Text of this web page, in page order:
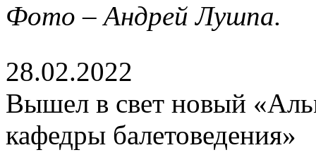
Фото – Андрей Лушпа.
28.02.2022
Вышел в свет новый
кафедры балетоведения»